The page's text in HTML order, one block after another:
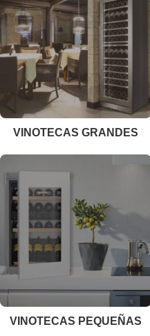
VINOTECAS GRANDES
VINOTECAS PEQUEÑAS